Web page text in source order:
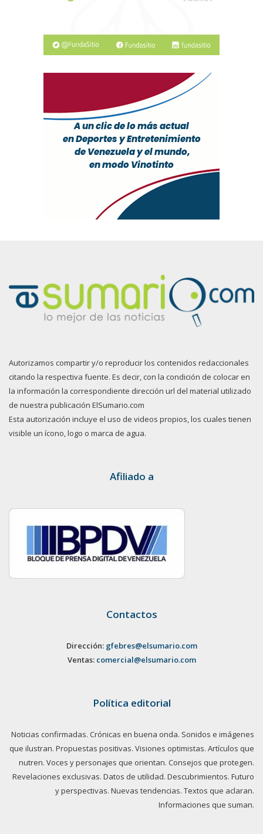
Autorizamos compartir y/o reproducir los contenidos redaccionales
citando la respectiva fuente. Es decir, con la condición de colocar en
la información la correspondiente dirección url del material utilizado
de nuestra publicación ElSumario.com
Esta autorización incluye el uso de videos propios, los cuales tienen
visible un ícono, logo o marca de agua.
Afiliado a
Contactos
Dirección: gfebres@elsumario.com
Ventas: comercial@elsumario.com
Política editorial
Noticias confirmadas. Crónicas en buena onda. Sonidos e imágenes
que ilustran. Propuestas positivas. Visiones optimistas. Artículos que
nutren. Voces y personajes que orientan. Consejos que protegen.
Revelaciones exclusivas. Datos de utilidad. Descubrimientos. Futuro
y perspectivas. Nuevas tendencias. Textos que aclaran.
Informaciones que suman.